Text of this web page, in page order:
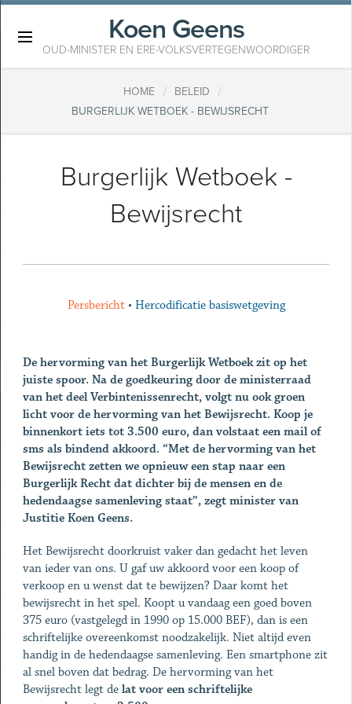
Koen Geens
OUD-MINISTER EN ERE-VOLKSVERTEGENWOORDIGER
HOME / BELEID /
BURGERLIJK WETBOEK - BEWIJSRECHT
Burgerlijk Wetboek -
Bewijsrecht
Persbericht • Hercodificatie basiswetgeving
De hervorming van het Burgerlijk Wetboek zit op het
juiste spoor. Na de goedkeuring door de ministerraad
van het deel Verbintenissenrecht, volgt nu ook groen
licht voor de hervorming van het Bewijsrecht. Koop je
binnenkort iets tot 3.500 euro, dan volstaat een mail of
sms als bindend akkoord. “Met de hervorming van het
Bewijsrecht zetten we opnieuw een stap naar een
Burgerlijk Recht dat dichter bij de mensen en de
hedendaagse samenleving staat”, zegt minister van
Justitie Koen Geens.
Het Bewijsrecht doorkruist vaker dan gedacht het leven
van ieder van ons. U gaf uw akkoord voor een koop of
verkoop en u wenst dat te bewijzen? Daar komt het
bewijsrecht in het spel. Koopt u vandaag een goed boven
375 euro (vastgelegd in 1990 op 15.000 BEF), dan is een
schriftelijke overeenkomst noodzakelijk. Niet altijd even
handig in de hedendaagse samenleving. Een smartphone zit
al snel boven dat bedrag. De hervorming van het
Bewijsrecht legt delat voor een schriftelijke